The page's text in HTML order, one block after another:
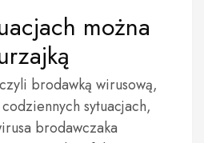
można
brodawką wirusową,
sytuacjach,
brodawczaka